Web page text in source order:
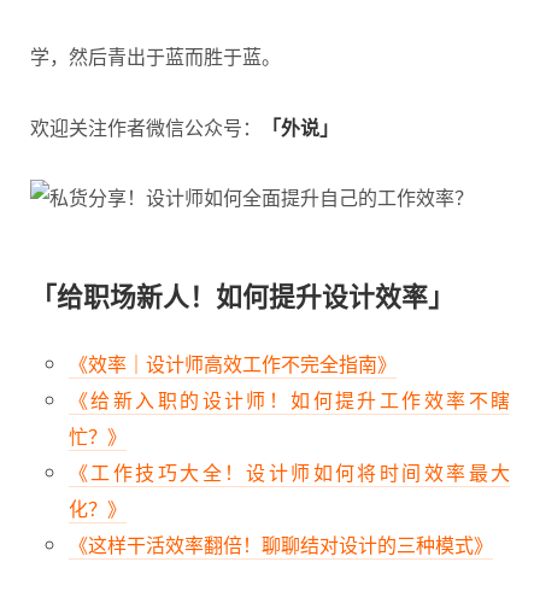
学，然后青出于蓝而胜于蓝。
欢迎关注作者微信公众号： 「外说」
「给职场新人！如何提升设计效率」
《效率｜设计师高效工作不完全指南》
《给新入职的设计师！如何提升工作效率不瞎
忙？》
《工作技巧大全！设计师如何将时间效率最大
化？》
《这样干活效率翻倍！聊聊结对设计的三种模式》